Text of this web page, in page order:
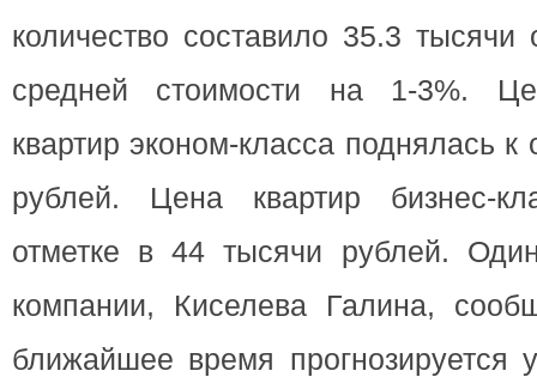
количество составило 35.3 тысячи
средней стоимости на 1-3%.
квартир эконом-класса поднялась к
рублей. Цена квартир бизнес-
отметке в 44 тысячи рублей.
компании, Киселева Галина,
ближайшее время прогнозируется